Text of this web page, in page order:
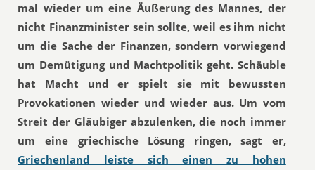
mal wieder um eine Äußerung des Mannes, der
nicht Finanzminister sein sollte, weil es ihm nicht
um die Sache der Finanzen, sondern vorwiegend
um Demütigung und Machtpolitik geht. Schäuble
hat Macht und er spielt sie mit bewussten
Provokationen wieder und wieder aus. Um vom
Streit der Gläubiger abzulenken, die noch immer
um eine griechische Lösung ringen, sagt er,
Griechenland leiste sich einen zu hohen